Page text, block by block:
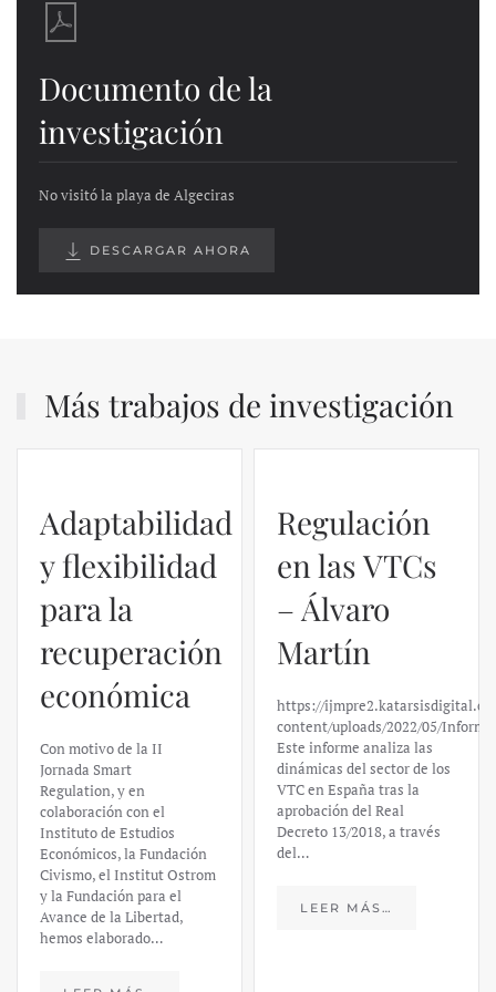
Documento de la
investigación
No visitó la playa de Algeciras
DESCARGAR AHORA
Más trabajos de investigación
Adaptabilidad
y flexibilidad
para la
recuperación
económica
Con motivo de la II
Jornada Smart
Regulation, y en
colaboración con el
Instituto de Estudios
Económicos, la Fundación
Civismo, el Institut Ostrom
y la Fundación para el
Avance de la Libertad,
hemos elaborado…
Regulación
en las VTCs
– Álvaro
Martín
https://
content/uploads/2022/05/
Este informe analiza las
dinámicas del sector de los
VTC en España tras la
aprobación del Real
Decreto 13/2018, a través
del…
LEER MÁS…